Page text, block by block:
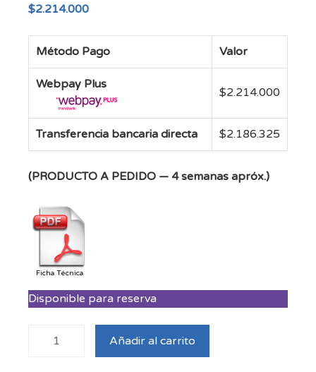
$2.214.000
Método Pago Valor
Webpay Plus
$2.214.000
Transferencia bancaria directa $2.186.325
(PRODUCTO A PEDIDO — 4 semanas apróx.)
Ficha Técnica
Disponible para reserva
Añadir al carrito